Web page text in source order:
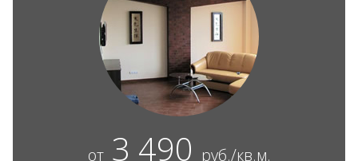
от3 490 руб./кв.м.